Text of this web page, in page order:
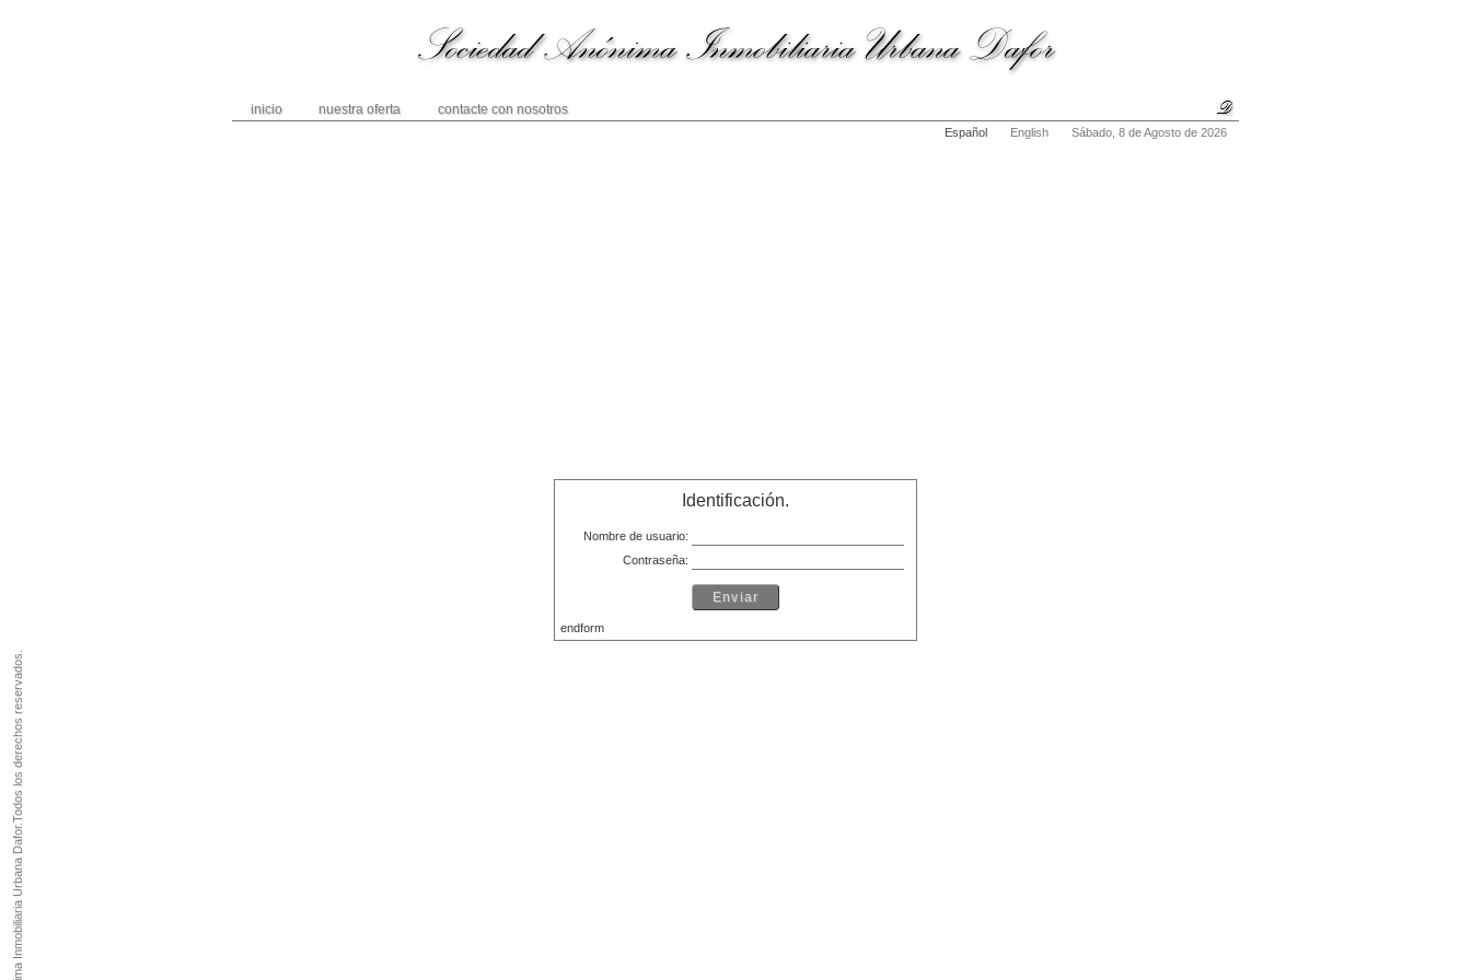
inicio nuestra oferta contacte con nosotros
Sábado, 8 de Agosto de 2026
English
Español
Identificación.
Nombre de usuario:
Contraseña:
endform
Sociedad Anónima Inmobiliaria Urbana Dafor.Todos los derechos reservados.